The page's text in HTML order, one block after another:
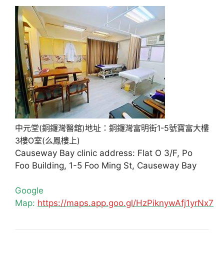
中元堂(銅鑼灣醫舘)地址：銅鑼灣富明街1-5號寶富大樓
3樓O室(么鳳樓上)
Causeway Bay clinic address: Flat O 3/F, Po
Foo Building, 1-5 Foo Ming St, Causeway Bay
Google
Map: https://maps.app.goo.gl/HzPiknywAfj1yrNx7